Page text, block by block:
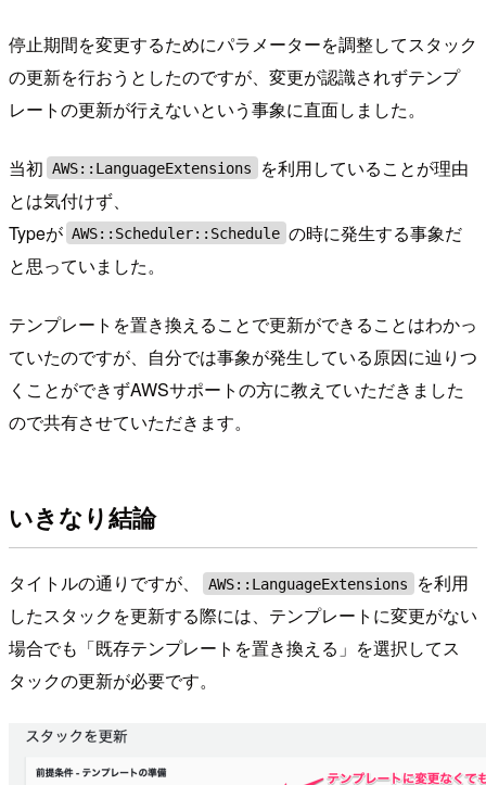
停止期間を変更するためにパラメーターを調整してスタック
の更新を行おうとしたのですが、変更が認識されずテンプ
レートの更新が行えないという事象に直面しました。
当初 AWS::LanguageExtensions
を利用していることが理由
とは気付けず、
Typeが AWS::Scheduler::Schedule の時に発生する事象だ
と思っていました。
テンプレートを置き換えることで更新ができることはわかっ
ていたのですが、自分では事象が発生している原因に辿りつ
くことができずAWSサポートの方に教えていただきました
ので共有させていただきます。
いきなり結論
タイトルの通りですが、 AWS::LanguageExtensions
を利用
したスタックを更新する際には、テンプレートに変更がない
場合でも「既存テンプレートを置き換える」を選択してス
タックの更新が必要です。